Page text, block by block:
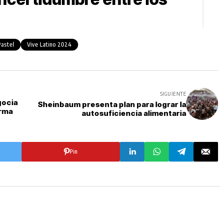
Vive Latino 2024
SIGUIENTE
Sheinbaum presenta plan para lograr la
autosuficiencia alimentaria
Pin